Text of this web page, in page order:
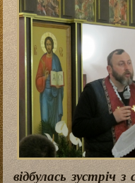
відбулась зустріч